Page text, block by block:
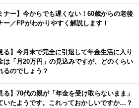
ナー】今からでも遅くない！60歳からの老後
ー／FPがわかりやすく解説します！
る】今月末で完全に引退して年金生活に入り
は「月20万円」の見込みですが、どのくらい
るのでしょう？
る】70代の親が「年金を受け取らないまま」
いたようです。これっておかしいですか…？